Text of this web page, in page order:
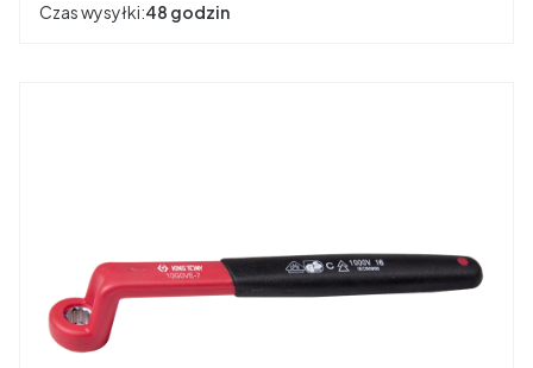
Czas wysyłki:48 godzin